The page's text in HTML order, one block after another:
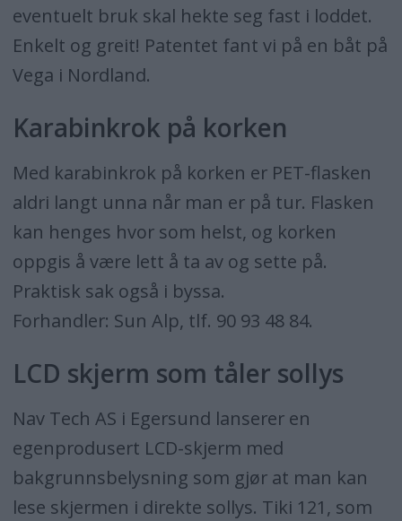
eventuelt bruk skal hekte seg fast i loddet.
Enkelt og greit! Patentet fant vi på en båt på
Vega i Nordland.
Karabinkrok på korken
Med karabinkrok på korken er PET-flasken
aldri langt unna når man er på tur. Flasken
kan henges hvor som helst, og korken
oppgis å være lett å ta av og sette på.
Praktisk sak også i byssa.
Forhandler: Sun Alp, tlf. 90 93 48 84.
LCD skjerm som tåler sollys
Nav Tech AS i Egersund lanserer en
egenprodusert LCD-skjerm med
bakgrunnsbelysning som gjør at man kan
lese skjermen i direkte sollys. Tiki 121, som